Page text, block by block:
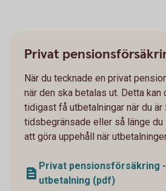
Privat
När du tecknade en privat
när den ska betalas ut. Detta kan
tidigast få utbetalningar när du är
tidsbegränsade eller så länge du
att göra uppehåll när
Privat pensionsförsäkring
utbetalning (pdf)